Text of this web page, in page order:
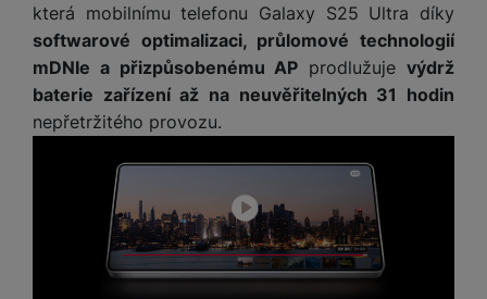
e
je
ní
m
r
y
která mobilnímu telefonu Galaxy S25 Ultra díky
softwarové optimalizaci, průlomové technologií
mDNIe a přizpůsobenému AP prodlužujevýdrž
baterie zařízení až na neuvěřitelných 31 hodin
nepřetržitého provozu.